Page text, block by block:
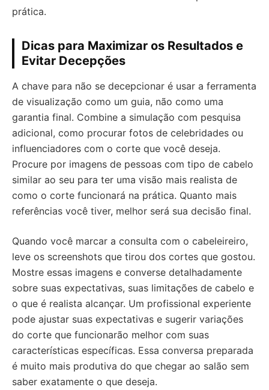
prática.
Dicas para Maximizar os Resultados e
Evitar Decepções
A chave para não se decepcionar é usar a ferramenta
de visualização como um guia, não como uma
garantia final. Combine a simulação com pesquisa
adicional, como procurar fotos de celebridades ou
influenciadores com o corte que você deseja.
Procure por imagens de pessoas com tipo de cabelo
similar ao seu para ter uma visão mais realista de
como o corte funcionará na prática. Quanto mais
referências você tiver, melhor será sua decisão final.
Quando você marcar a consulta com o cabeleireiro,
leve os screenshots que tirou dos cortes que gostou.
Mostre essas imagens e converse detalhadamente
sobre suas expectativas, suas limitações de cabelo e
o que é realista alcançar. Um profissional experiente
pode ajustar suas expectativas e sugerir variações
do corte que funcionarão melhor com suas
características específicas. Essa conversa preparada
é muito mais produtiva do que chegar ao salão sem
saber exatamente o que deseja.